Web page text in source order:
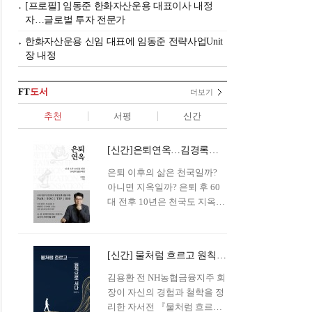
[프로필] 임동준 한화자산운용 대표이사 내정
자…글로벌 투자 전문가
한화자산운용 신임 대표에 임동준 전략사업Unit
장 내정
FT도서 더보기
추천 서평 신간
[신간]은퇴연옥…김경록의 은퇴 후 삶의 나침반
은퇴 이후의 삶은 천국일까?
아니면 지옥일까? 은퇴 후 60
대 전후 10년은 천국도 지옥도
은퇴 설계를 가이드해 온 김경
록 옵투스자산운용의 고문이
신간 『은퇴연옥』을 내놓았
다.단테는 지옥을 '모든 희망을
[신간] 물처럼 흐르고 원칙으로 서다…김용환의 통찰을 담다
김용환 전 NH농협금융지주 회
장이 자신의 경험과 철학을 정
리한 자서전 『물처럼 흐르고